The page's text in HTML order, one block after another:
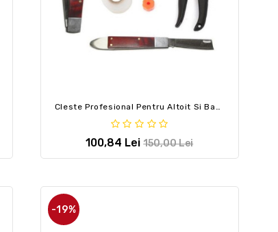
100,84 Lei 150,00 Lei
-19%